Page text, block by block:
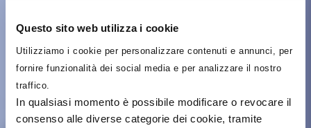
Questo sito web utilizza i cookie
Utilizziamo i cookie per personalizzare contenuti e annunci, per
fornire funzionalità dei social media e per analizzare il nostro
traffico.
In qualsiasi momento è possibile modificare o revocare il
consenso alle diverse categorie dei cookie, tramite